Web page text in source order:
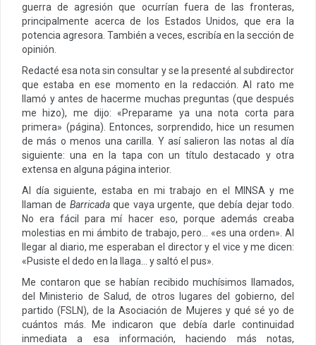
guerra de agresión que ocurrían fuera de las fronteras,
principalmente acerca de los Estados Unidos, que era la
potencia agresora. También a veces, escribía en la sección de
opinión.
Redacté esa nota sin consultar y se la presenté al subdirector
que estaba en ese momento en la redacción. Al rato me
llamó y antes de hacerme muchas preguntas (que después
me hizo), me dijo: «Preparame ya una nota corta para
primera» (página). Entonces, sorprendido, hice un resumen
de más o menos una carilla. Y así salieron las notas al día
siguiente: una en la tapa con un título destacado y otra
extensa en alguna página interior.
Al día siguiente, estaba en mi trabajo en el MINSA y me
llaman de Barricadaque vaya urgente, que debía dejar todo.
No era fácil para mí hacer eso, porque además creaba
molestias en mi ámbito de trabajo, pero… «es una orden». Al
llegar al diario, me esperaban el director y el vice y me dicen:
«Pusiste el dedo en la llaga… y saltó el pus».
Me contaron que se habían recibido muchísimos llamados,
del Ministerio de Salud, de otros lugares del gobierno, del
partido (FSLN), de la Asociación de Mujeres y qué sé yo de
cuántos más. Me indicaron que debía darle continuidad
inmediata a esa información, haciendo más notas,